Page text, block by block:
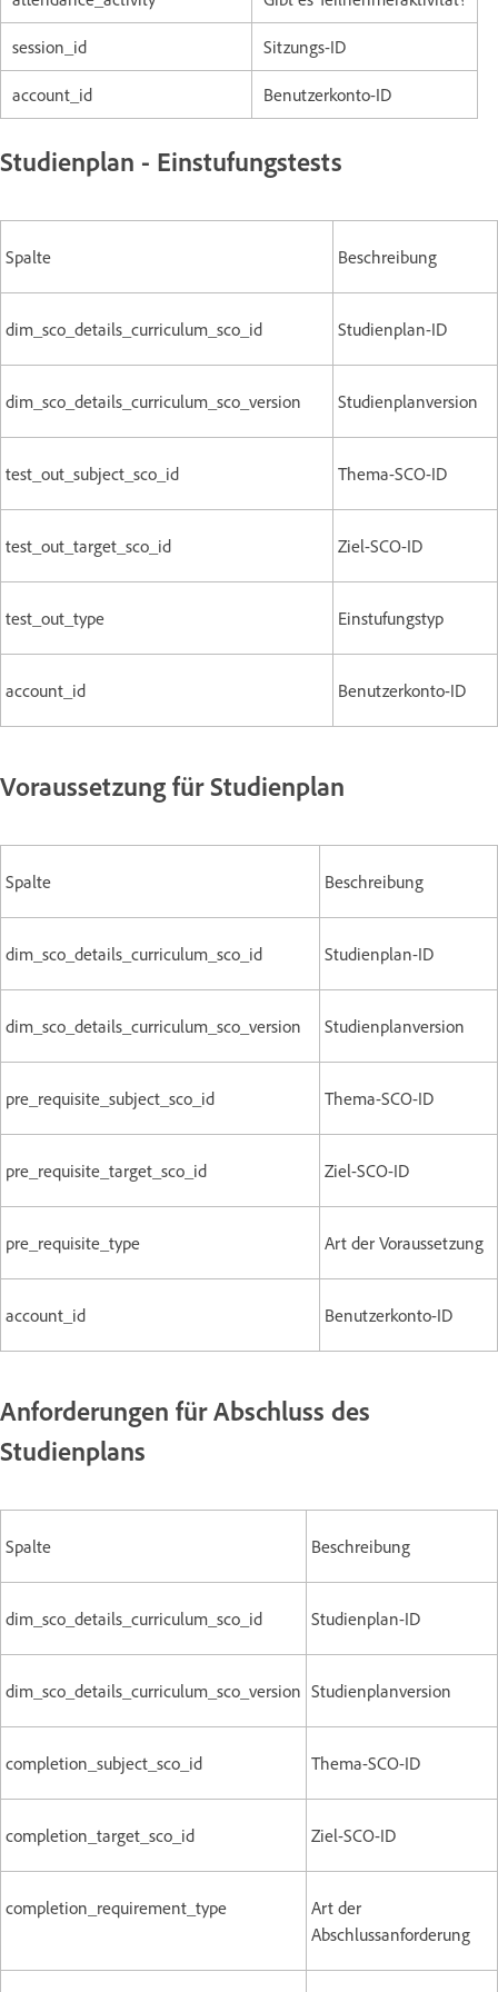
session_id Sitzungs-ID
account_id Benutzerkonto-ID
Studienplan - Einstufungstests
Spalte Beschreibung
dim_sco_details_curriculum_sco_id Studienplan-ID
dim_sco_details_curriculum_sco_version Studienplanversion
test_out_subject_sco_id Thema-SCO-ID
test_out_target_sco_id Ziel-SCO-ID
test_out_type Einstufungstyp
account_id Benutzerkonto-ID
Voraussetzung für Studienplan
Spalte Beschreibung
dim_sco_details_curriculum_sco_id Studienplan-ID
dim_sco_details_curriculum_sco_version Studienplanversion
pre_requisite_subject_sco_id Thema-SCO-ID
pre_requisite_target_sco_id Ziel-SCO-ID
pre_requisite_type Art der Voraussetzung
account_id Benutzerkonto-ID
Anforderungen für Abschluss des
Studienplans
Spalte Beschreibung
dim_sco_details_curriculum_sco_id Studienplan-ID
dim_sco_details_curriculum_sco_version Studienplanversion
completion_subject_sco_id Thema-SCO-ID
completion_target_sco_id Ziel-SCO-ID
completion_requirement_type
Art der
Abschlussanforderung